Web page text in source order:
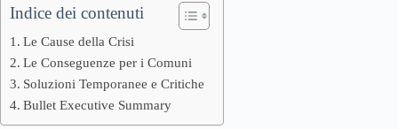
Indice dei contenuti
Le Cause della Crisi
Le Conseguenze per i Comuni
Soluzioni Temporanee e Critiche
Bullet Executive Summary